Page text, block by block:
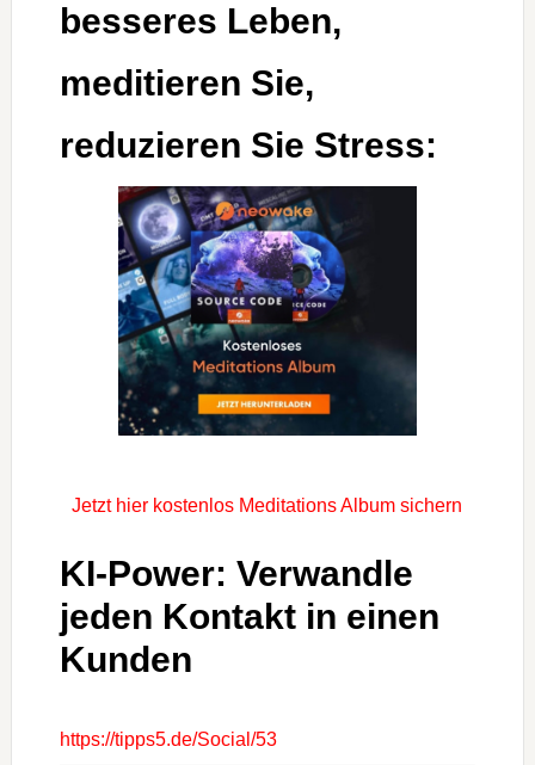
besseres Leben,
meditieren Sie,
reduzieren Sie Stress:
Jetzt hier kostenlos Meditations Album sichern
KI-Power: Verwandle
jeden Kontakt in einen
Kunden
https://tipps5.de/Social/53